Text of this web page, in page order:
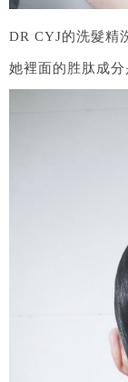
DR CYJ的洗髮精
她裡面的胜肽成